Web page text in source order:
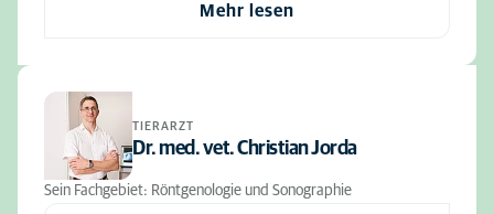
Mehr lesen
TIERARZT
Dr. med. vet. Christian Jorda
Sein Fachgebiet: Röntgenologie und Sonographie